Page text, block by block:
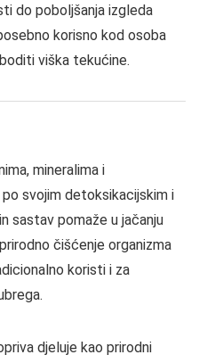
do poboljšanja izgleda
korisno kod osoba
viška tekućine.
mineralima i
svojim detoksikacijskim i
sastav pomaže u jačanju
čišćenje organizma
koristi i za
djeluje kao prirodni